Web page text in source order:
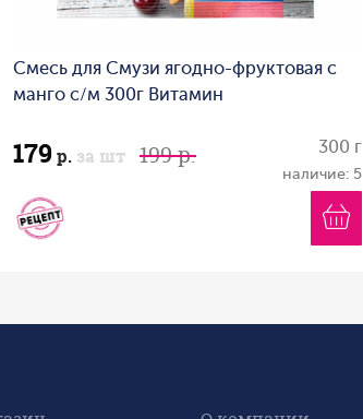
Смесь для Смузи ягодно-фруктовая с
манго с/м 300г Витамин
179р. за шт 199 р. 300 г
наличие: 5